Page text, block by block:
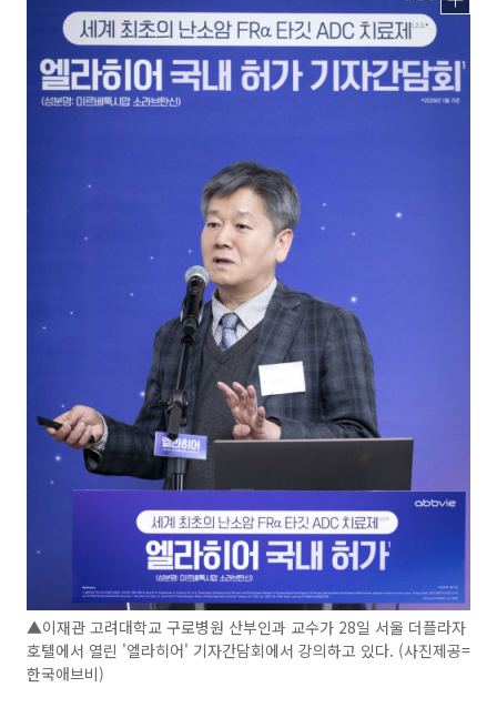
▲이재관 고려대학교 구로병원 산부인과 교수가 28일 서울 더플라자
호텔에서 열린 '엘라히어' 기자간담회에서 강의하고 있다. (사진제공=
한국애브비)